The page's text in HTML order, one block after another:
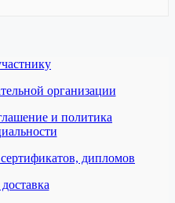
организации
и политика
дипломов